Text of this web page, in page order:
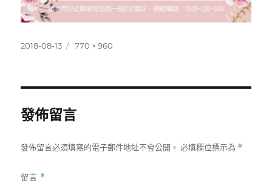
發
2018-08-13
完
770 × 960
發佈留言
發佈留言必須填寫的電子郵件地址不會公開。 必填欄位標示為 *
留言 *